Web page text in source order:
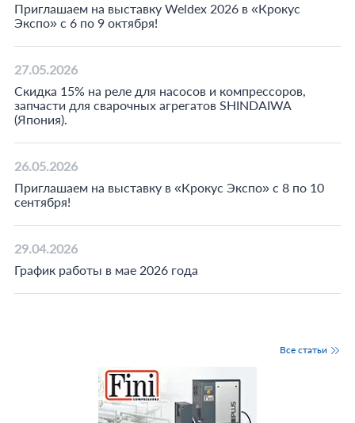
Приглашаем на выставку Weldex 2026 в «Крокус
Экспо» с 6 по 9 октября!
27.05.2026
Скидка 15% на реле для насосов и компрессоров,
запчасти для сварочных агрегатов SHINDAIWA
(Япония).
26.05.2026
Приглашаем на выставку в «Крокус Экспо» с 8 по 10
сентября!
29.04.2026
График работы в мае 2026 года
Все статьи